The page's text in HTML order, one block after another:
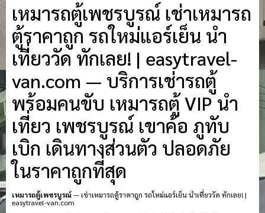
เหมารถตู้เพชรบูรณ์ เช่าเหมารถ
ตู้ราคาถูก รถใหม่แอร์เย็น นำ
เที่ยววัด ทักเลย! | easytravel-
van.com — บริการเช่ารถตู้
พร้อมคนขับ เหมารถตู้ VIP นำ
เที่ยว เพชรบูรณ์ เขาค้อ ภูทับ
เบิก เดินทางส่วนตัว ปลอดภัย
ในราคาถูกที่สุด
เหมารถตู้เพชรบูรณ์— เช่าเหมารถตู้ราคาถูก รถใหม่แอร์เย็น นำเที่ยววัด ทักเลย! |
easytravel-van.com